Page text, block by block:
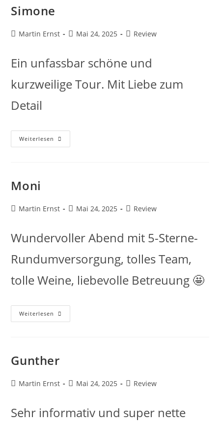
Simone
Martin Ernst Mai 24, 2025 Review
Ein unfassbar schöne und
kurzweilige Tour. Mit Liebe zum
Detail
Weiterlesen
Moni
Martin Ernst Mai 24, 2025 Review
Wundervoller Abend mit 5-Sterne-
Rundumversorgung, tolles Team,
tolle Weine, liebevolle Betreuung 🤩
Weiterlesen
Gunther
Martin Ernst Mai 24, 2025 Review
Sehr informativ und super nette